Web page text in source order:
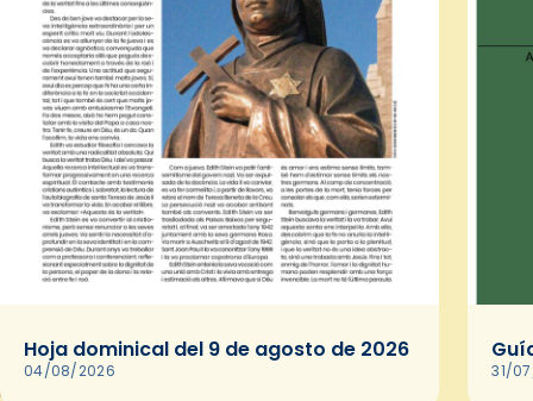
Hoja dominical del 9 de agosto de 2026
04/08/2026 31/